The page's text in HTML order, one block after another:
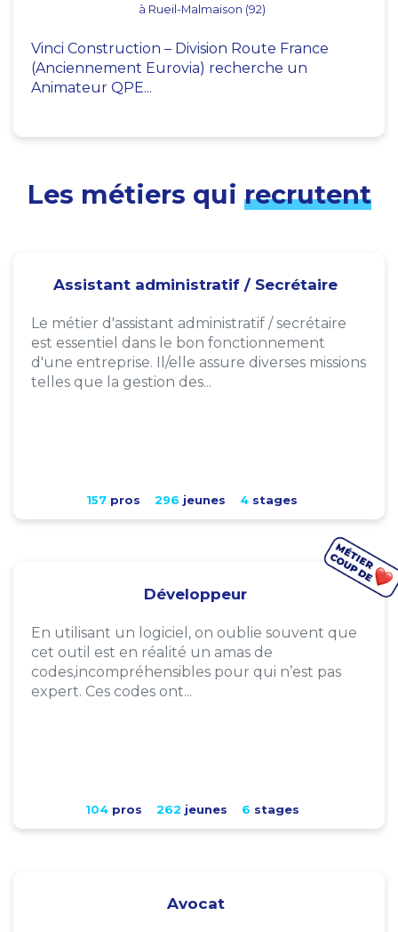
à Rueil-Malmaison (92)
Vinci Construction – Division Route France
(Anciennement Eurovia) recherche un
Animateur QPE...
Les métiers qui recrutent
Assistant administratif / Secrétaire
Le métier d'assistant administratif / secrétaire
est essentiel dans le bon fonctionnement
d'une entreprise. Il/elle assure diverses missions
telles que la gestion des...
157 pros 296 jeunes 4 stages
Développeur
En utilisant un logiciel, on oublie souvent que
cet outil est en réalité un amas de
codes,incompréhensibles pour qui n’est pas
expert. Ces codes ont...
104pros 262 jeunes 6 stages
Avocat